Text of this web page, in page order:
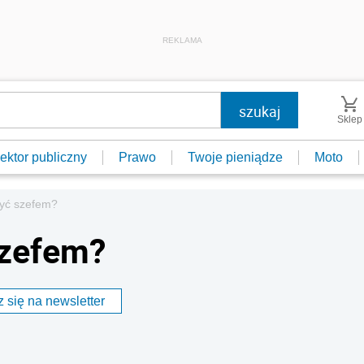
REKLAMA
Sklep
publiczny Prawo Twoje pieniądze Moto
szefem?
się na newsletter